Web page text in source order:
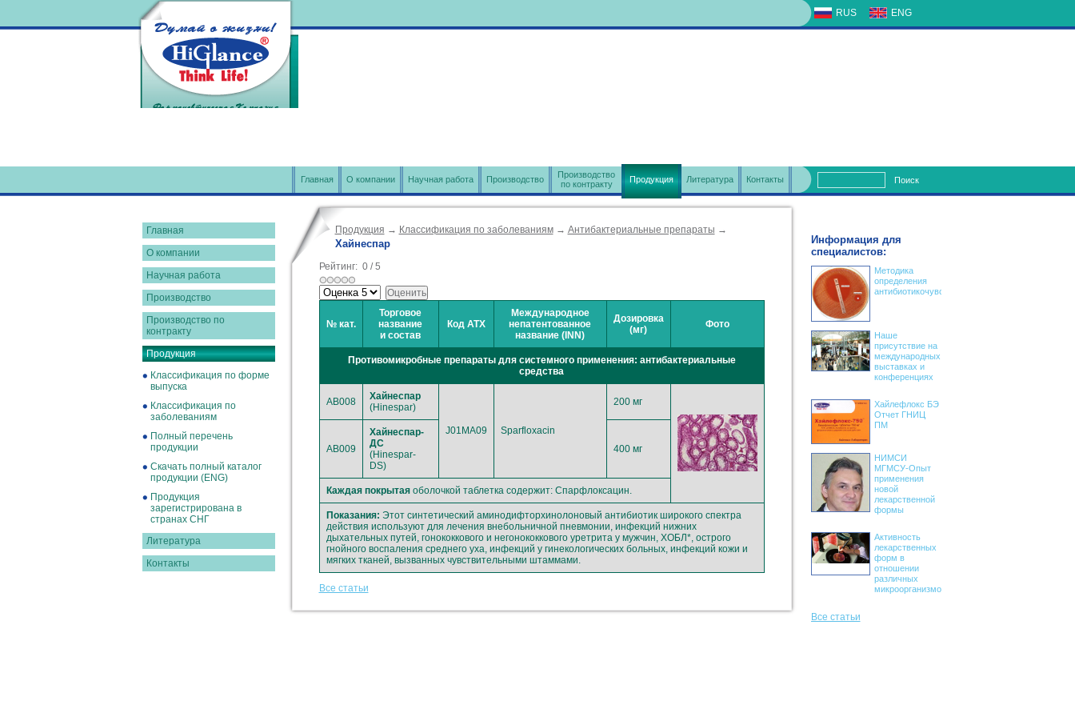
RUS ENG
Главная О компании Научная работа Производство
Производство
по контракту
Продукция Литература Контакты Поиск
Информация для
специалистов:
Методика
определения
антибиотикочувствительности
Наше
присутствие на
международных
выставках и
конференциях
Хайлефлокс БЭ
Отчет ГНИЦ
ПМ
НИМСИ
МГМСУ-Опыт
применения
новой
лекарственной
формы
Активность
лекарственных
форм в
отношении
различных
микроорганизмов
Все статьи
Главная
О компании
Научная работа
Производство
Производство по
контракту
Продукция
Классификация по форме
выпуска
Классификация по
заболеваниям
Полный перечень
продукции
Скачать полный каталог
продукции (ENG)
Продукция
зарегистрирована в
странах СНГ
Литература
Контакты
Продукция → Классификация по заболеваниям → Антибактериальные препараты →
Хайнеспар
Рейтинг: 0/5
№ кат.
Торговое
название
и состав
Код АТХ
Международное
непатентованное
название (INN)
Дозировка
(мг)
Фото
Противомикробные препараты для системного применения: антибактериальные
средства
AB008
Хайнеспар
(Hinespar)
J01MA09 Sparfloxacin
200 мг
AB009
Хайнеспар-
ДС
(Hinespar-
DS)
400 мг
Каждая покрытаяоболочкой таблетка содержит: Спарфлоксацин.
Показания: Этот синтетический аминодифторхинолоновый антибиотик широкого спектра
действия используют для лечения внебольничной пневмонии, инфекций нижних
дыхательных путей, гонококкового и негонококкового уретрита у мужчин, ХОБЛ*, острого
гнойного воспаления среднего уха, инфекций у гинекологических больных, инфекций кожи и
мягких тканей, вызванных чувствительными штаммами.
Все статьи